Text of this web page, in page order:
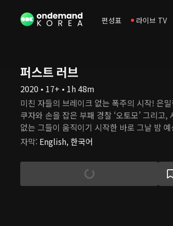
편성표 라이브 TV
퍼스트 러브
2020 • 17+ • 1h 48m
미친 자들의 브레이크 없는 폭주의 시작! 은
쿠자와 손을 잡은 부패 경찰 ‘오토모’ 그리고,
없는 그들이 움직이기 시작한 바로 그날 밤
나고 완벽했던 그들의 계획은 걷잡을 수 없
자막: English, 한국어